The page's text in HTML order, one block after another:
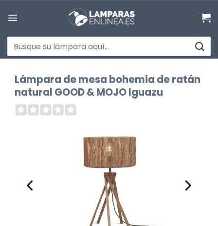
Buscar
por:
Lámpara de mesa bohemia de ratán
natural GOOD & MOJO Iguazu